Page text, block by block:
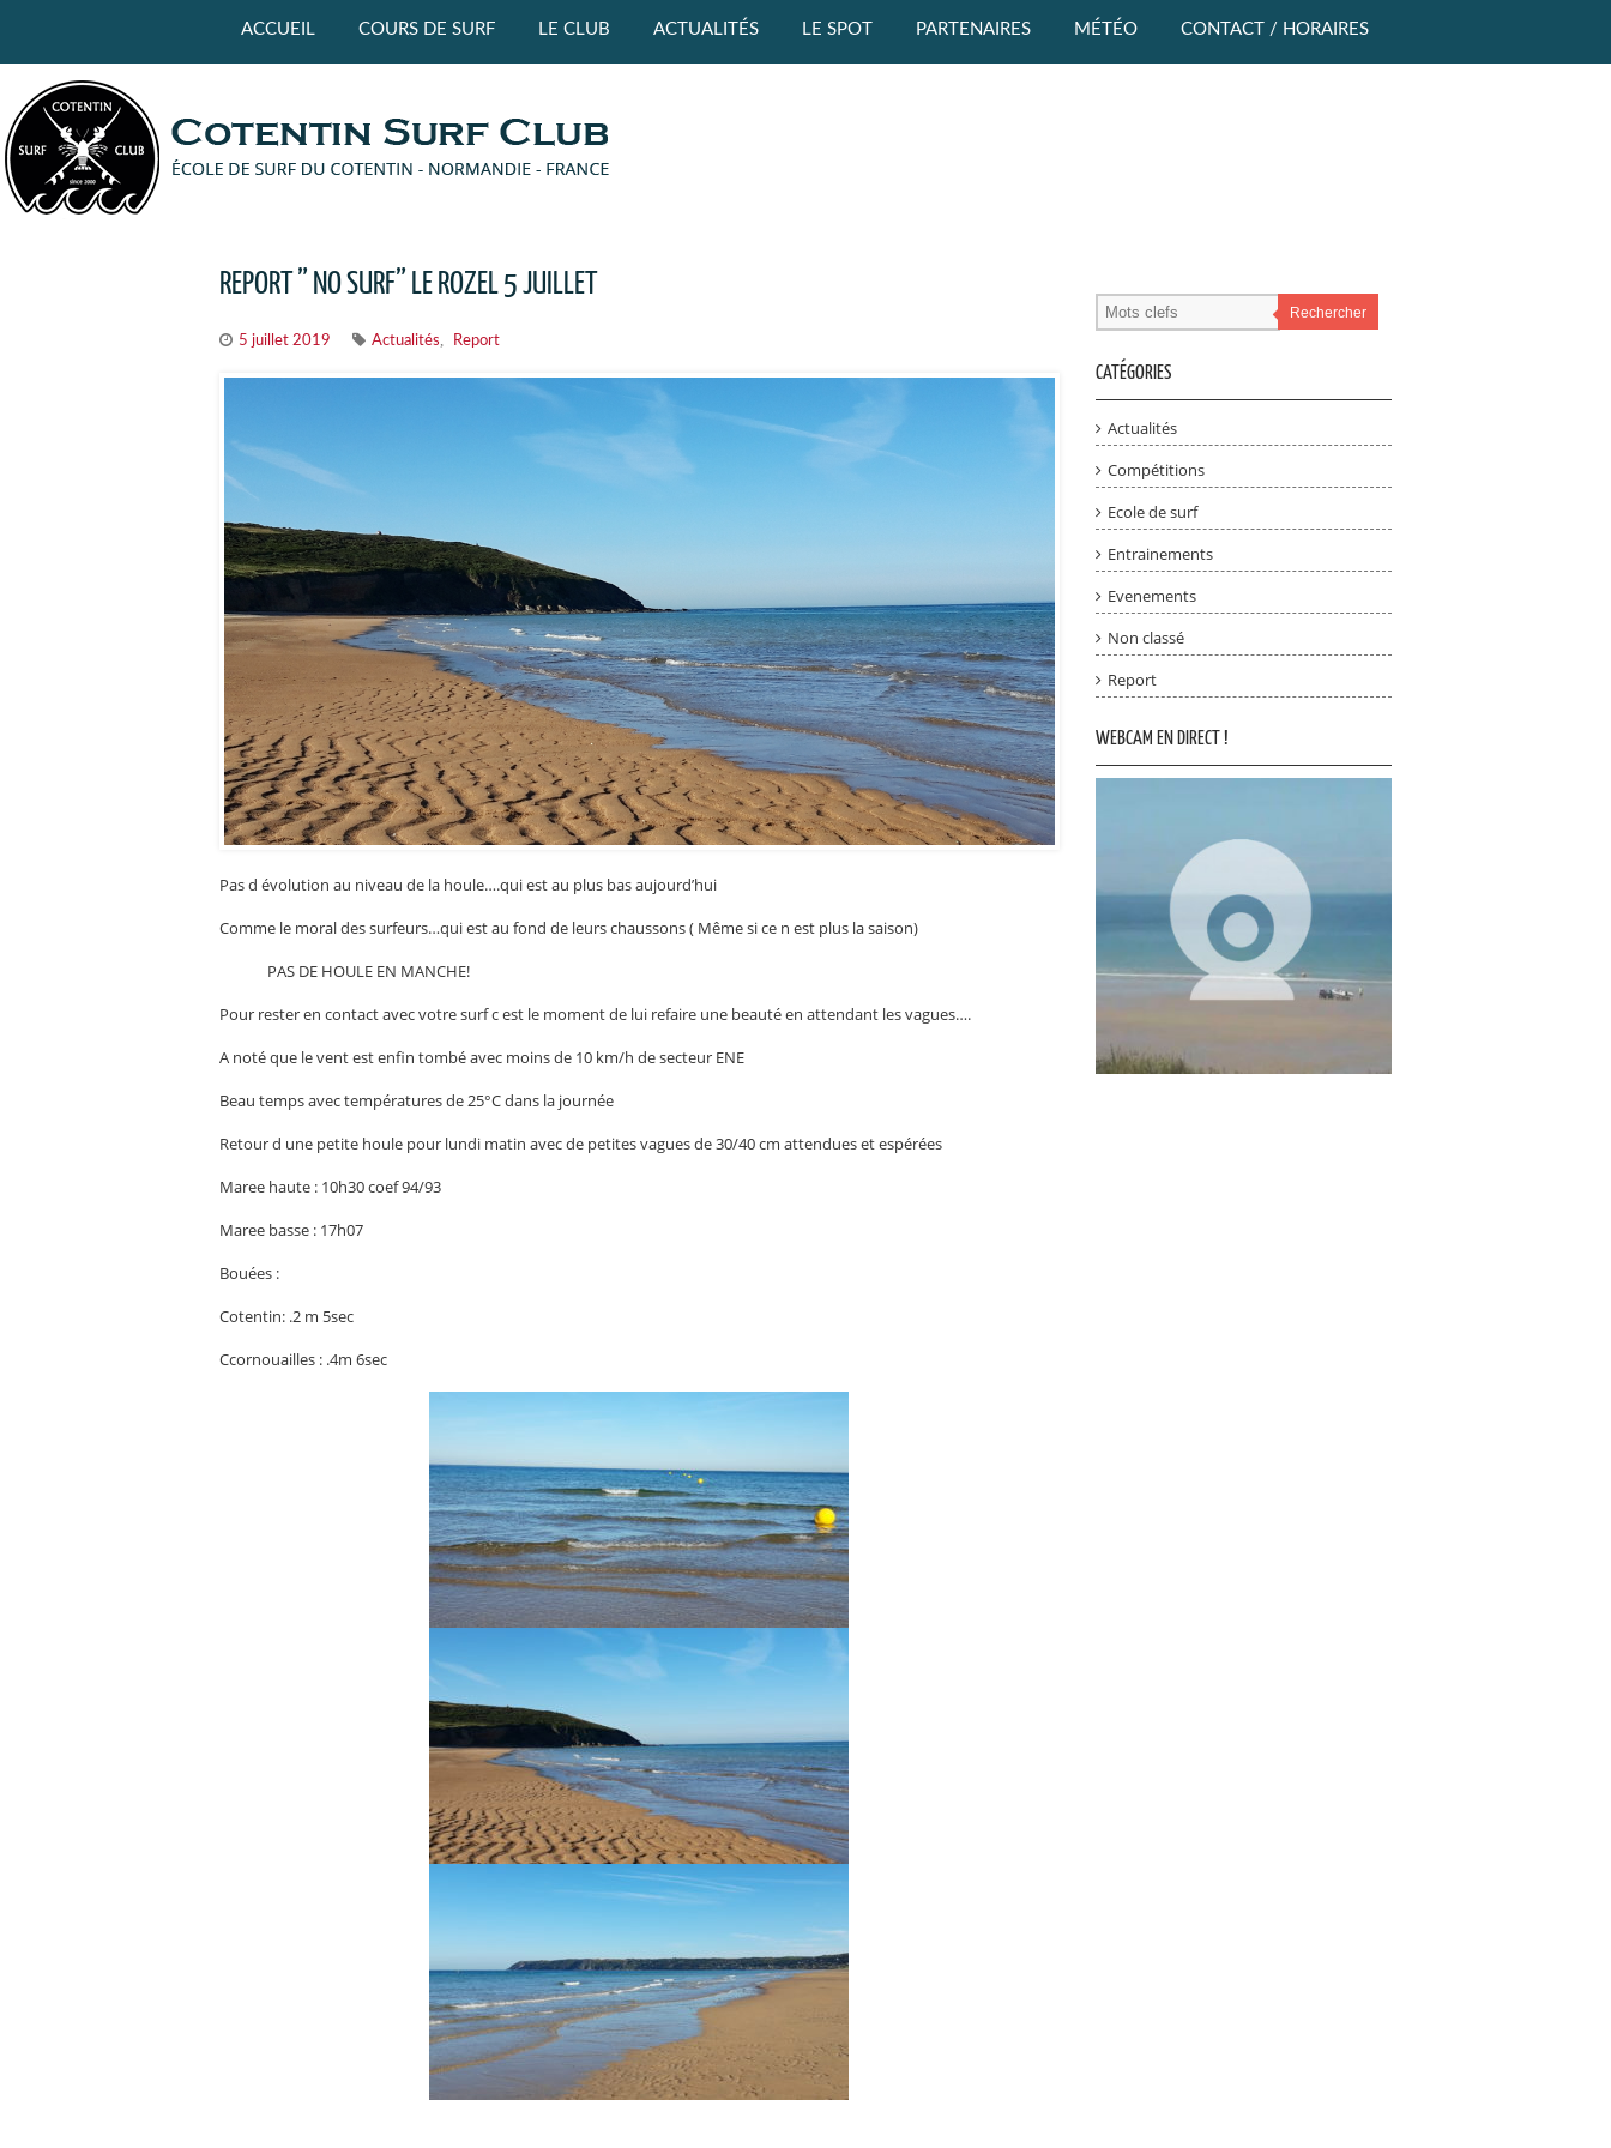
ACCUEIL COURS DE SURF LE CLUB ACTUALITÉS LE SPOT PARTENAIRES MÉTÉO CONTACT / HORAIRES
REPORT ” NO SURF” LE ROZEL 5 JUILLET
5 juillet 2019 Actualités Report
Pas d évolution au niveau de la houle….qui est au plus bas aujourd’hui
Comme le moral des surfeurs…qui est au fond de leurs chaussons ( Même si ce n est plus la saison)
PAS DE HOULE EN MANCHE!
Pour rester en contact avec votre surf c est le moment de lui refaire une beauté en attendant les vagues….
A noté que le vent est enfin tombé avec moins de 10 km/h de secteur ENE
Beau temps avec températures de 25°C dans la journée
Retour d une petite houle pour lundi matin avec de petites vagues de 30/40 cm attendues et espérées
Maree haute : 10h30 coef 94/93
Maree basse : 17h07
Bouées :
Cotentin: .2 m 5sec
Ccornouailles : .4m 6sec
Rechercher
CATÉGORIES
Actualités
Compétitions
Ecole de surf
Entrainements
Evenements
Non classé
Report
WEBCAM EN DIRECT !